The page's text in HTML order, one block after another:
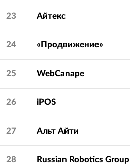
23 Айтекс
24 «Продвижение»
25 WebCanape
26 iPOS
27 Альт Айти
28 Russian Robotics Group